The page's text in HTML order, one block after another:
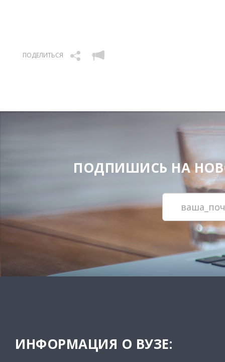
ПОДЕЛИТЬСЯ
ПОДПИШИСЬ НА
ИНФОРМАЦИЯ О ВУЗЕ: